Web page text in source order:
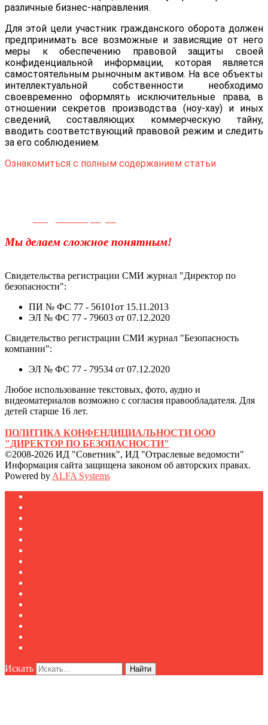
различные бизнес-направления.
Для этой цели участник гражданского оборота должен
предпринимать все возможные и зависящие от него
меры к обеспечению правовой защиты своей
конфиденциальной информации, которая является
самостоятельным рыночным активом. На все объекты
интеллектуальной собственности необходимо
своевременно оформлять исключительные права, в
отношении секретов производства (ноу-хау) и иных
сведений, составляющих коммерческую тайну,
вводить соответствующий правовой режим и следить
за его соблюдением.
Ознакомиться с полным содержанием статьи
Мы делаем сложное понятным!
Свидетельства регистрации СМИ журнал "Директор по
безопасности":
ПИ № ФС 77 - 56101от 15.11.2013
ЭЛ № ФС 77 - 79603 от 07.12.2020
Свидетельство регистрации СМИ журнал "Безопасность
компании":
ЭЛ № ФС 77 - 79534 от 07.12.2020
Любое использование текстовых, фото, аудио и
видеоматериалов возможно с согласия правообладателя. Для
детей старше 16 лет.
ПОЛИТИКА КОНФЕНДИЦИАЛЬНОСТИ ООО
"ДИРЕКТОР ПО БЕЗОПАСНОСТИ"
©2008-2026 ИД "Советник", ИД "Отраслевые ведомости"
Информация сайта защищена законом об авторских правах.
Powered by ALFA Systems
Искать Найти